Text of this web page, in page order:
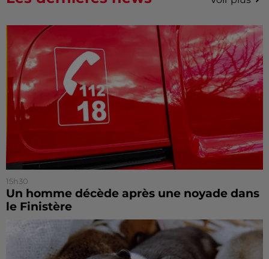
15h30
Un homme décède après une noyade dans
le Finistère